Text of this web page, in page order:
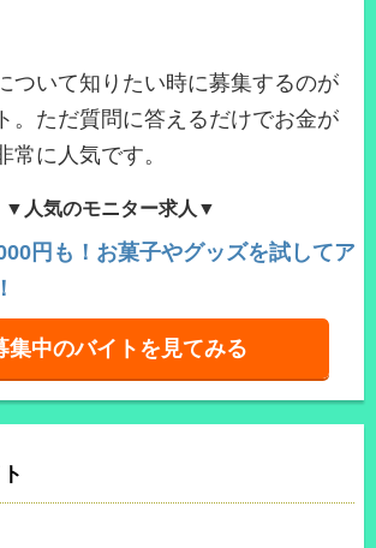
ついて知りたい時に募集するのが
。ただ質問に答えるだけでお金が
常に人気です。
▼人気のモニター求人▼
円も！お菓子やグッズを試してア
集中のバイトを見てみる